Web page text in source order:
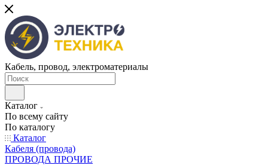
Кабель, провод, электроматериалы
Каталог
По всему сайту
По каталогу
Каталог
Кабеля (провода)
ПРОВОДА ПРОЧИЕ